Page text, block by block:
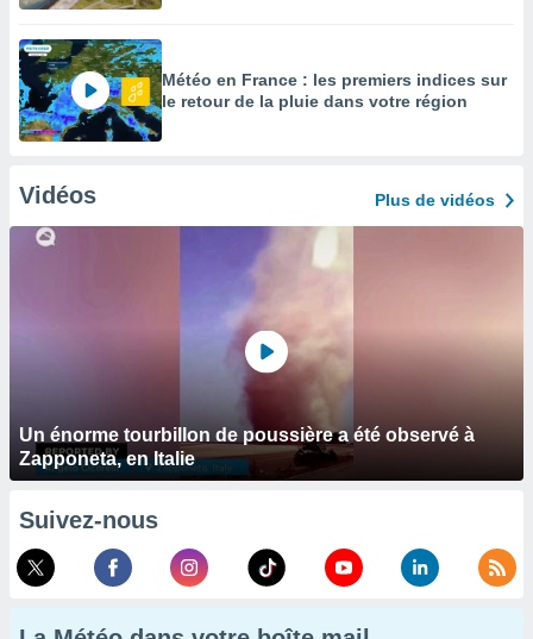
Météo en France : les premiers indices sur
le retour de la pluie dans votre région
Vidéos Plus de vidéos
Un énorme tourbillon de poussière a été observé à
Zapponeta, en Italie
Suivez-nous